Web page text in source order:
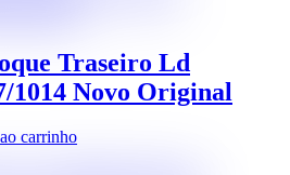
Traseiro Ld
1014 Novo Original
carrinho